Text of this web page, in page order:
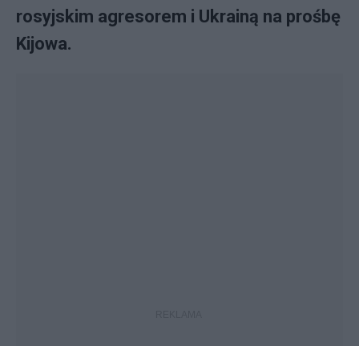
rosyjskim agresorem i Ukrainą na prośbę
Kijowa.